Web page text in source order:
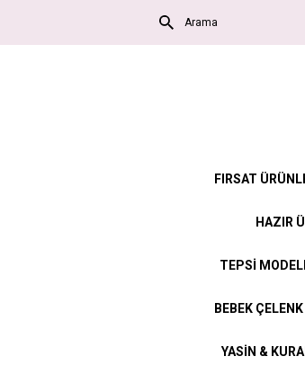
FIRSAT
HAZIR
TEPSİ
BEBEK
YASİN &